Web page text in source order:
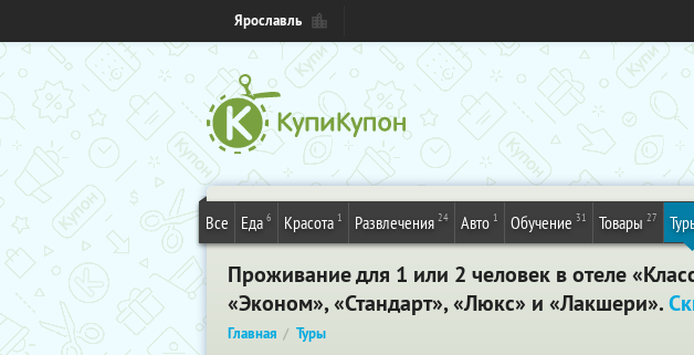
Ярославль
Все Еда 6 Красота 1 Развлечения 24 Авто 1 Обучение 31 Товары 27
Проживание для 1 или 2 человек в отеле
«Эконом», «Стандарт», «Люкс» и «Лакшери».
Главная Туры